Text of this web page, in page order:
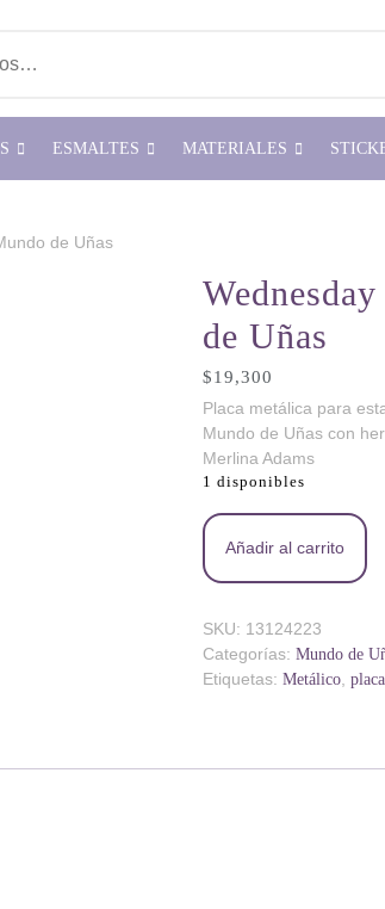
ESMALTES MATERIALES
de Uñas
de Uñas
$19,300
Placa metálica para
Mundo de Uñas con
Merlina Adams
1 disponibles
Wednesday - Placa
Añadir al carrito
SKU: 13124223
Categorías: Mundo de
Etiquetas: Metálico,